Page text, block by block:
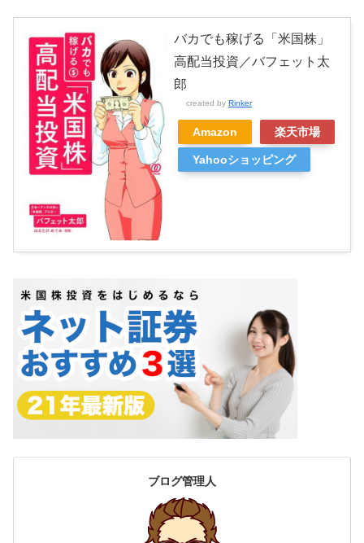
バカでも稼げる「米国株」
高配当投資／バフェット太
郎
created by Rinker
Amazon 楽天市場
Yahooショッピング
ブログ管理人